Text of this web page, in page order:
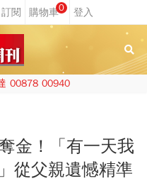
0
00878 00940
金！「有一天我
從父親遺憾精準